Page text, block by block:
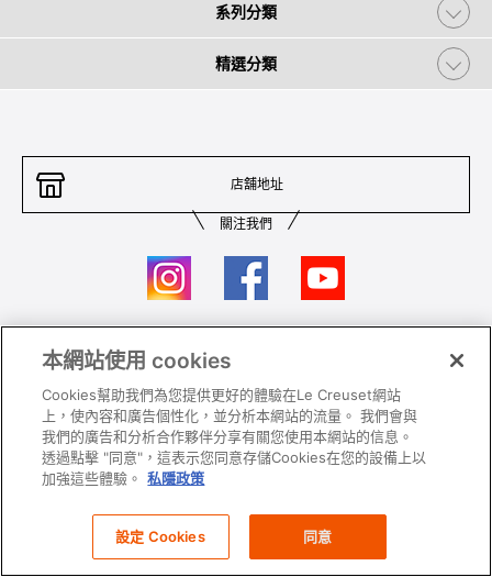
系列分類
精選分類
店舖地址
關注我們
聯絡我們
私隱政策 保養及使用
加入我們 Super MEGA SALE 條款及細則​
All images and contents are © Le Creuset Hong Kong. All rights reserved.
本網站使用 cookies
Cookies幫助我們為您提供更好的體驗在Le Creuset網站
上，使內容和廣告個性化，並分析本網站的流量。 我們會與
我們的廣告和分析合作夥伴分享有關您使用本網站的信息。
透過點擊 "同意"，這表示您同意存儲Cookies在您的設備上以
加強這些體驗。 私隱政策
設定 Cookies 同意